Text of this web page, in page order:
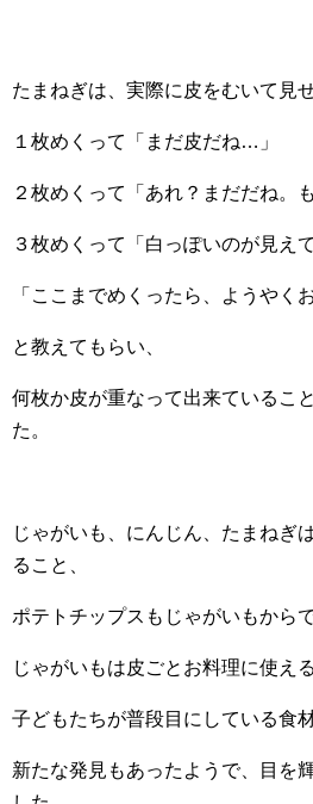
たまねぎは、実際に皮をむいて見
１枚めくって「まだ皮だね…」
２枚めくって「あれ？まだだね。
３枚めくって「白っぽいのが見えて
「ここまでめくったら、ようやく
と教えてもらい、
何枚か皮が重なって出来ているこ
た。
じゃがいも、にんじん、たまねぎ
ること、
ポテトチップスもじゃがいもから
じゃがいもは皮ごとお料理に使え
子どもたちが普段目にしている食
新たな発見もあったようで、目を